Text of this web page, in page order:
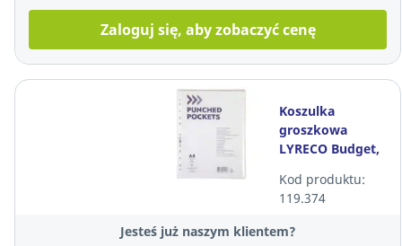
Zaloguj się, aby zobaczyć cenę
Koszulka
groszkowa
LYRECO Budget,
mikronów,
opakowanie 100
sztuk
Kod produktu:
119.374
Jesteś już naszym klientem?